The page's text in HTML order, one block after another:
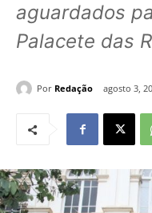
aguardados
Palacete das
Por Redação agosto 3,